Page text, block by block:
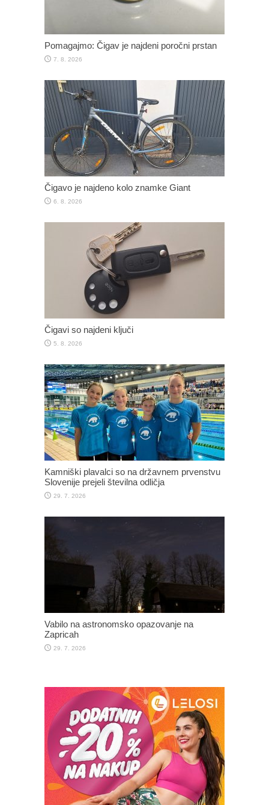
Pomagajmo: Čigav je najdeni poročni prstan
7. 8. 2026
Čigavo je najdeno kolo znamke Giant
6. 8. 2026
Čigavi so najdeni ključi
5. 8. 2026
Kamniški plavalci so na državnem prvenstvu
Slovenije prejeli številna odličja
29. 7. 2026
Vabilo na astronomsko opazovanje na
Zapricah
29. 7. 2026